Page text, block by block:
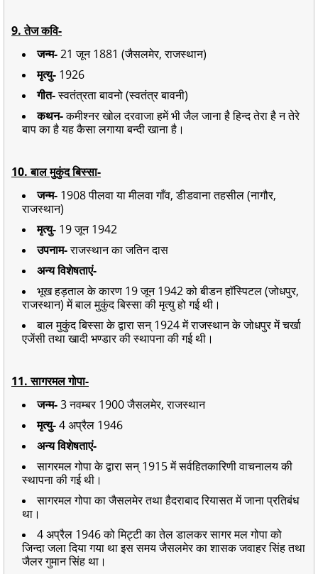
9. तेज कवि-
जन्म-21 जून 1881 (जैसलमेर, राजस्थान)
मृत्यु- 1926
गीत-स्वतंत्रता बावनो (स्वतंत्र बावनी)
कथन-कमीश्नर खोल दरवाजा हमें भी जैल जाना है हिन्द तेरा है न तेरे
बाप का है यह कैसा लगाया बन्दी खाना है।
10. बाल मुकुंद बिस्सा-
जन्म- 1908 पीलवा या मीलवा गाँव, डीडवाना तहसील (नागौर,
राजस्थान)
मृत्यु- 19 जून 1942
उपनाम-राजस्थान का जतिन दास
अन्य विशेषताएं-
भूख हड़ताल के कारण 19 जून 1942 को बीडन हाॅस्पिटल (जोधपुर,
राजस्थान) में बाल मुकुंद बिस्सा की मृत्यु हो गई थी।
बाल मुकुंद बिस्सा के द्वारा सन् 1924 में राजस्थान के जोधपुर में चर्खा
एजेंसी तथा खादी भण्डार की स्थापना की गई थी।
11. सागरमल गोपा-
जन्म-3 नवम्बर 1900 जैसलमेर, राजस्थान
मृत्यु-4 अप्रैल 1946
अन्य विशेषताएं-
सागरमल गोपा के द्वारा सन् 1915 में सर्वहितकारिणी वाचनालय की
स्थापना की गई थी।
सागरमल गोपा का जैसलमेर तथा हैदराबाद रियासत में जाना प्रतिबंध
था।
4 अप्रैल 1946 को मिट्टी का तेल डालकर सागर मल गोपा को
जिन्दा जला दिया गया था इस समय जैसलमेर का शासक जवाहर सिंह तथा
जैलर गुमान सिंह था।